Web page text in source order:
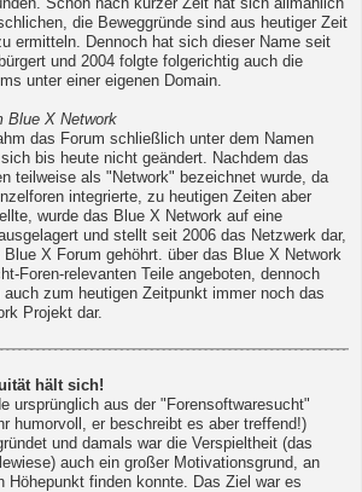
Schon nach kurzer Zeit hat sich allmählich
die Beweggründe sind aus heutiger Zeit
ermitteln. Dennoch hat sich dieser Name seit
und 2004 folgte folgerichtig auch die
unter einer eigenen Domain.
Blue X Network
das Forum schließlich unter dem Namen
bis heute nicht geändert. Nachdem das
teilweise als "Network" bezeichnet wurde, da
integrierte, zu heutigen Zeiten aber
wurde das Blue X Network auf eine
und stellt seit 2006 das Netzwerk dar,
X Forum gehöhrt. über das Blue X Network
Foren-relevanten Teile angeboten, dennoch
zum heutigen Zeitpunkt immer noch das
Projekt dar.
hält sich!
ursprünglich aus der "Forensoftwaresucht"
humorvoll, er beschreibt es aber treffend!)
und damals war die Verspieltheit (das
auch ein großer Motivationsgrund, an
Höhepunkt finden konnte. Das Ziel war es